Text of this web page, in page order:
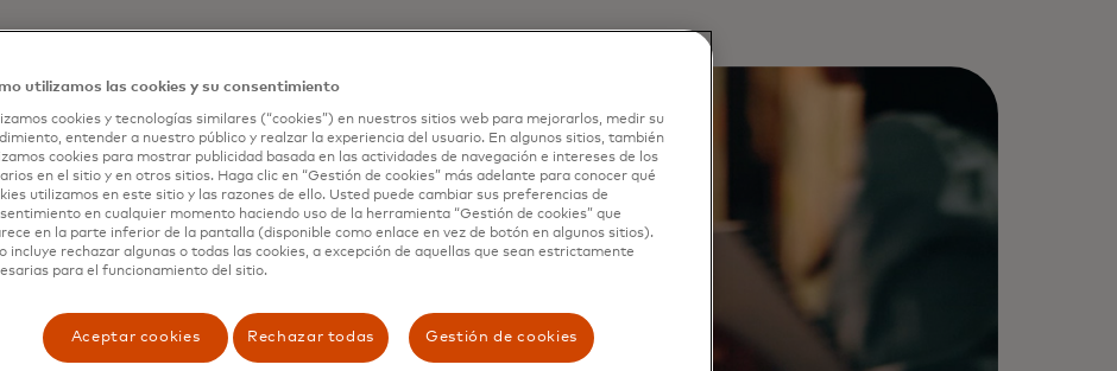
Mira cómo habilitamos decisiones
más inteligentes y rápidas que
aumentan la seguridad y hacen que
cada punto de contacto cuente.
utilizamos las cookies y su consentimiento
cookies y tecnologías similares (“cookies”) en nuestros sitios web para mejorarlos, medir su
entender a nuestro público y realzar la experiencia del usuario. En algunos sitios, también
cookies para mostrar publicidad basada en las actividades de navegación e intereses de los
en el sitio y en otros sitios. Haga clic en “Gestión de cookies” más adelante para conocer qué
utilizamos en este sitio y las razones de ello. Usted puede cambiar sus preferencias de
en cualquier momento haciendo uso de la herramienta “Gestión de cookies” que
en la parte inferior de la pantalla (disponible como enlace en vez de botón en algunos sitios).
incluye rechazar algunas o todas las cookies, a excepción de aquellas que sean estrictamente
para el funcionamiento del sitio.
Aceptar cookies Rechazar todas Gestión de cookies